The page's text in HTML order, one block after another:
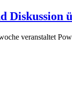
veranstaltet